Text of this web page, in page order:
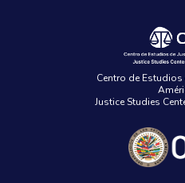
Centro de
Justice Studies